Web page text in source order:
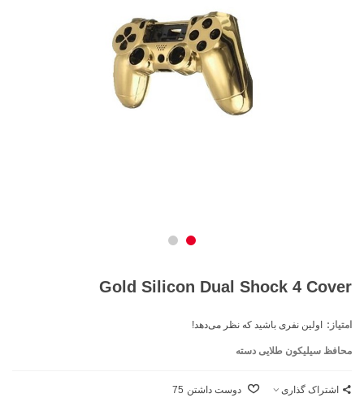
Gold Silicon Dual Shock 4 Cover
امتیاز: اولین نفری باشید که نظر می‌دهد!
محافظ سیلیکون طلایی دسته
اشتراک گذاری دوست داشتن 75